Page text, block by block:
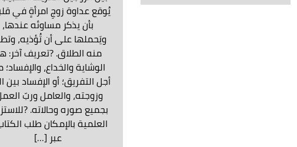
يُوقع عداوة زوجِ امرأةٍ في
بأن يذكر مساوئه عندها،
ويَحملها على أن تُؤذيه،
منه الطلاق. ?تعريف آخر:
الوشاية والخداع،
أجل التفريق؛ أو الإفساد بين
وزوجته، والعامل وربّ
بجميع صوره وحالاته.
العلمية بالإمكان طلب
عبر […]